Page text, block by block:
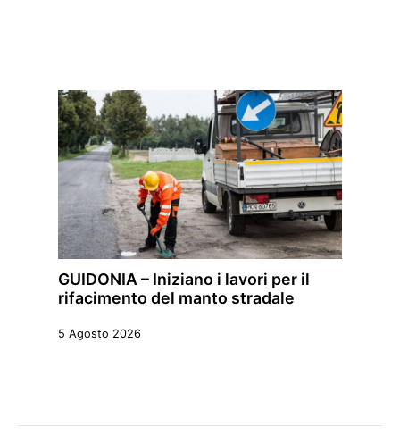
GUIDONIA – Iniziano i lavori per il
rifacimento del manto stradale
5 Agosto 2026